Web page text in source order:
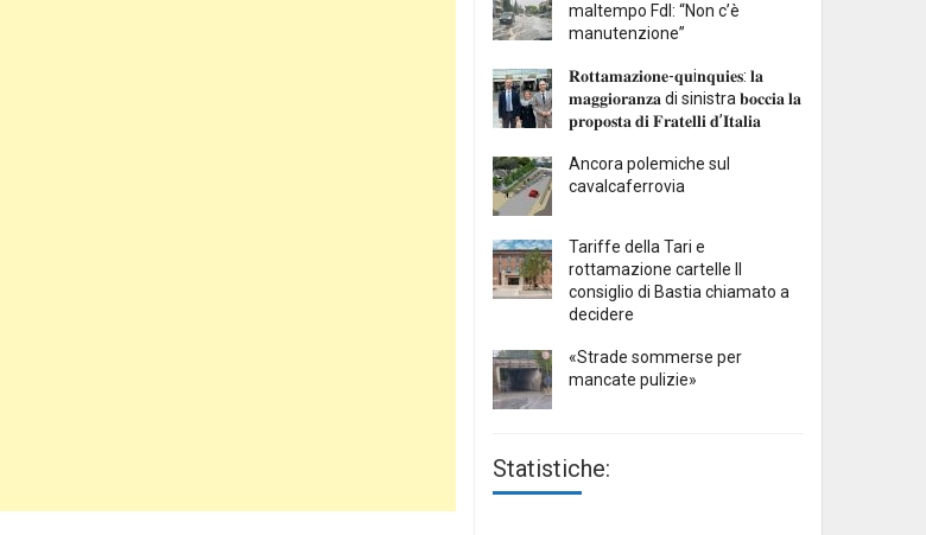
maltempo FdI: “Non c’è
manutenzione”
𝐑𝐨𝐭𝐭𝐚𝐦𝐚𝐳𝐢𝐨𝐧𝐞-𝐪𝐮i𝐧𝐪𝐮𝐢𝐞𝐬: 𝐥𝐚
𝐦𝐚𝐠𝐠𝐢𝐨𝐫𝐚𝐧𝐳𝐚 di sinistra 𝐛𝐨𝐜𝐜𝐢𝐚 𝐥𝐚
𝐩𝐫𝐨𝐩𝐨𝐬𝐭𝐚 𝐝𝐢 𝐅𝐫𝐚𝐭𝐞𝐥𝐥𝐢 𝐝’𝐈𝐭𝐚𝐥𝐢𝐚
Ancora polemiche sul
cavalcaferrovia
Tariffe della Tari e
rottamazione cartelle Il
consiglio di Bastia chiamato a
decidere
«Strade sommerse per
mancate pulizie»
Statistiche: